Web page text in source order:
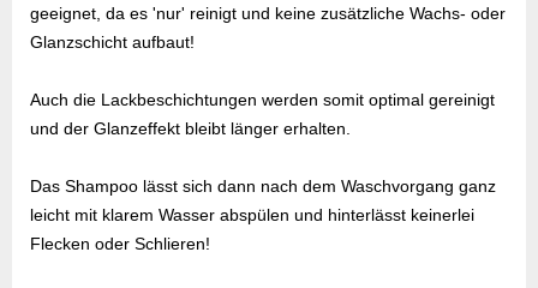
geeignet, da es 'nur' reinigt und keine zusätzliche Wachs- oder
Glanzschicht aufbaut!
Auch die Lackbeschichtungen werden somit optimal gereinigt
und der Glanzeffekt bleibt länger erhalten.
Das Shampoo lässt sich dann nach dem Waschvorgang ganz
leicht mit klarem Wasser abspülen und hinterlässt keinerlei
Flecken oder Schlieren!